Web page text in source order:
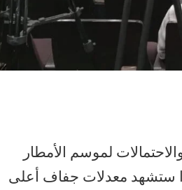
لموسم الأمطار
ستشهد معدلات جفاف أعلى